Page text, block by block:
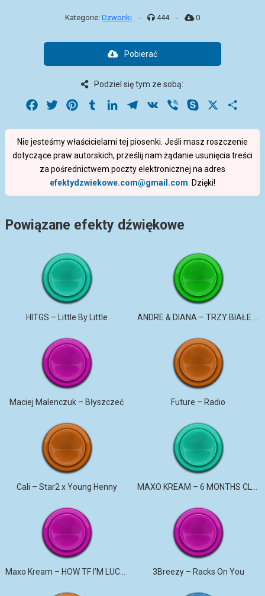
Kategorie: Dzwonki - 444 - 0
Pobierać
Podziel się tym ze sobą:
Facebook
Twitter PinterestTumblrLinkedInTelegram
VK Viber Skype
Nie jesteśmy właścicielami tej piosenki. Jeśli masz roszczenie
dotyczące praw autorskich, prześlij nam żądanie usunięcia treści
za pośrednictwem poczty elektronicznej na adres
efektydzwiekowe.com@gmail.com . Dzięki!
Powiązane efekty dźwiękowe
HITGS – Little By Little
Maciej Malenczuk – Błyszczeć Future – Radio
Cali – Star2 x Young Henny
Maxo Kream – HOW TF I’M LUCKY 3Breezy – Racks On You